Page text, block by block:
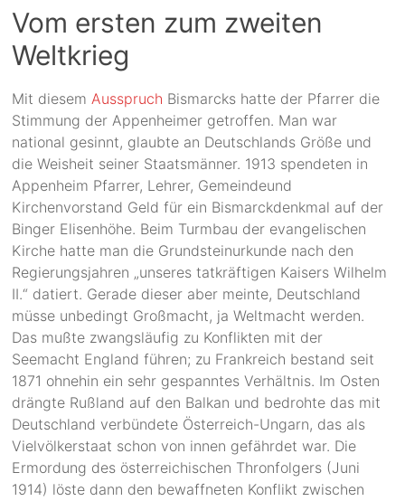
Vom ersten zum zweiten
Weltkrieg
Mit diesemAusspruch Bismarcks hatte der Pfarrer die
Stimmung der Appenheimer getroffen. Man war
national gesinnt, glaubte an Deutschlands Größe und
die Weisheit seiner Staatsmänner. 1913 spendeten in
Appenheim Pfarrer, Lehrer, Gemeindeund
Kirchenvorstand Geld für ein Bismarckdenkmal auf der
Binger Elisenhöhe. Beim Turmbau der evangelischen
Kirche hatte man die Grundsteinurkunde nach den
Regierungsjahren „unseres tatkräftigen Kaisers Wilhelm
II.“ datiert. Gerade dieser aber meinte, Deutschland
müsse unbedingt Großmacht, ja Weltmacht werden.
Das mußte zwangsläufig zu Konflikten mit der
Seemacht England führen; zu Frankreich bestand seit
1871 ohnehin ein sehr gespanntes Verhältnis. Im Osten
drängte Rußland auf den Balkan und bedrohte das mit
Deutschland verbündete Österreich-Ungarn, das als
Vielvölkerstaat schon von innen gefährdet war. Die
Ermordung des österreichischen Thronfolgers (Juni
1914) löste dann den bewaffneten Konflikt zwischen